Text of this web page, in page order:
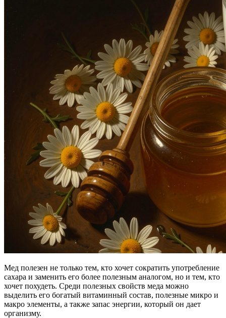
Мед полезен не только тем, кто хочет сократить употребление
сахара и заменить его более полезным аналогом, но и тем, кто
хочет похудеть. Среди полезных свойств меда можно
выделить его богатый витаминный состав, полезные микро и
макро элементы, а также запас энергии, который он дает
организму.